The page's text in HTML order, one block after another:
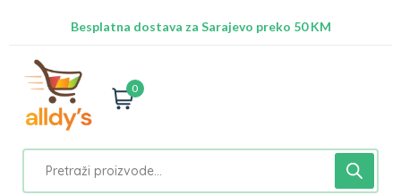
Besplatna dostava za Sarajevo preko 50 KM
0